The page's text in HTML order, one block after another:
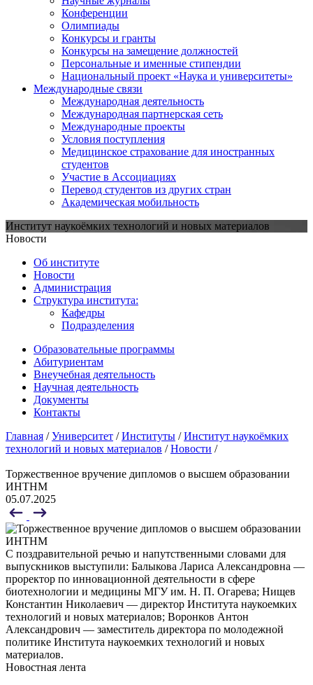
Конференции
Олимпиады
Конкурсы и гранты
Конкурсы на замещение должностей
Персональные и именные стипендии
Национальный проект «Наука и университеты»
Международные связи
Международная деятельность
Международная партнерская сеть
Международные проекты
Условия поступления
Медицинское страхование для иностранных
студентов
Участие в Ассоциациях
Перевод студентов из других стран
Академическая мобильность
Институт наукоёмких технологий и новых материалов
Новости
Об институте
Новости
Администрация
Структура института:
Кафедры
Подразделения
Образовательные программы
Абитуриентам
Внеучебная деятельность
Научная деятельность
Документы
Контакты
Главная /Университет /Институты /Институт наукоёмких
технологий и новых материалов /Новости /
Торжественное вручение дипломов о высшем образовании
ИНТНМ
05.07.2025
С поздравительной речью и напутственными словами для
выпускников выступили: Балыкова Лариса Александровна —
проректор по инновационной деятельности в сфере
биотехнологии и медицины МГУ им. Н. П. Огарева; Нищев
Константин Николаевич — директор Института наукоемких
технологий и новых материалов; Воронков Антон
Александрович — заместитель директора по молодежной
политике Института наукоемких технологий и новых
материалов.
Новостная лента